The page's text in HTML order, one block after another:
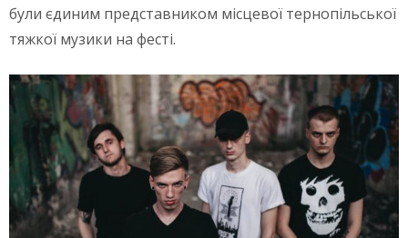
були єдиним представником місцевої тернопільської
тяжкої музики на фесті.